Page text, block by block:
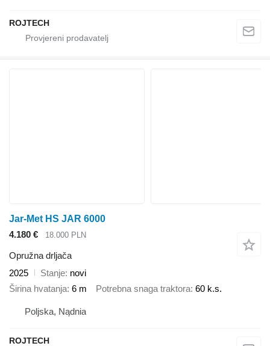
ROJTECH
Jar-Met HS JAR 6000
4.180 €
18.000 PLN
Opružna drljača
2025
Stanje novi
Širina hvatanja 6 m Potrebna snaga traktora 60 k.s.
Poljska, Nądnia
ROJTECH